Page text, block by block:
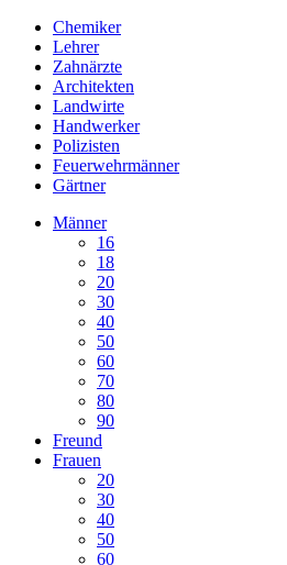
Chemiker
Lehrer
Zahnärzte
Architekten
Landwirte
Handwerker
Polizisten
Feuerwehrmänner
Gärtner
Männer
16
18
20
30
40
50
60
70
80
90
Freund
Frauen
20
30
40
50
60